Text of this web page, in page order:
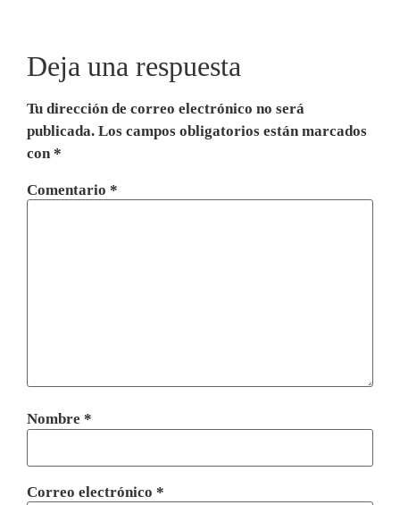
Deja una respuesta
Tu dirección de correo electrónico no será
publicada. Los campos obligatorios están marcados
con *
Comentario *
Nombre *
Correo electrónico *